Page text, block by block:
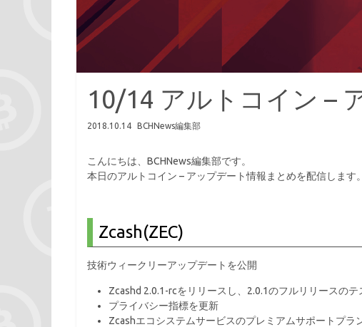
10/14 アルトコイン –
2018.10.14 BCHNews編集部
こんにちは、BCHNews編集部です。
本日のアルトコイン – アップデート情報まとめを配信します。
Zcash(ZEC)
技術ウィークリーアップデートを公開
Zcashd 2.0.1-rcをリリースし、2.0.1のフルリリースのテ
プライバシー指標を更新
Zcashエコシステムサービスのプレミアムサポートプラ